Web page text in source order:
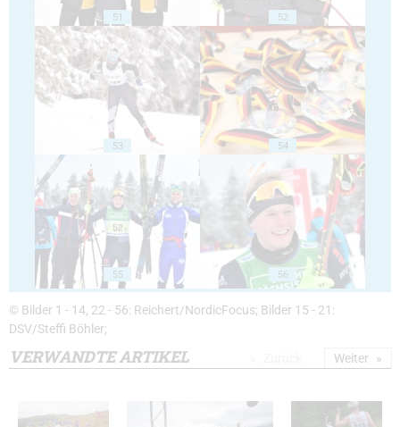
51 52
53 54
55 56
© Bilder 1 - 14, 22 - 56: Reichert/NordicFocus; Bilder 15 - 21:
DSV/Steffi Böhler;
VERWANDTE ARTIKEL Weiter